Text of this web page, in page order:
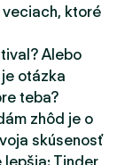
ktoré
Alebo
otázka
teba?
zhôd je o
skúsenosť
lepšia: Tinder